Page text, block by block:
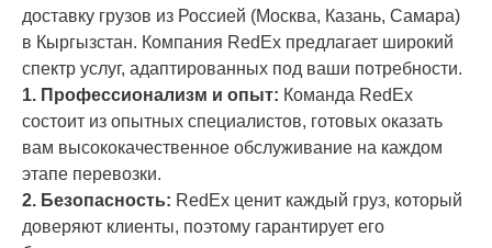
доставку грузов из Россией (Москва, Казань, Самара)
в Кыргызстан. Компания RedEx предлагает широкий
спектр услуг, адаптированных под ваши потребности.
1. Профессионализм и опыт: Команда RedEx
состоит из опытных специалистов, готовых оказать
вам высококачественное обслуживание на каждом
этапе перевозки.
2. Безопасность: RedEx ценит каждый груз, который
доверяют клиенты, поэтому гарантирует его